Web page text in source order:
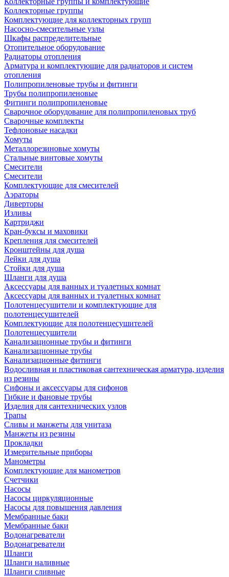
Коллекторные группы
Комплектующие для коллекторных групп
Насосно-смесительные узлы
Шкафы распределительные
Отопительное оборудование
Радиаторы отопления
Арматура и комплектующие для радиаторов и систем
отопления
Полипропиленовые трубы и фитинги
Трубы полипропиленовые
Фитинги полипропиленовые
Сварочное оборудование для полипропиленовых труб
Сварочные комплекты
Тефлоновые насадки
Хомуты
Металлорезиновые хомуты
Стальные винтовые хомуты
Смесители
Смесители
Комплектующие для смесителей
Аэраторы
Диверторы
Изливы
Картриджи
Кран-буксы и маховики
Крепления для смесителей
Кронштейны для душа
Лейки для душа
Стойки для душа
Шланги для душа
Аксессуары для ванных и туалетных комнат
Аксессуары для ванных и туалетных комнат
Полотенцесушители и комплектующие для
полотенцесушителей
Комплектующие для полотенцесушителей
Полотенцесушители
Канализационные трубы и фитинги
Канализационные трубы
Канализационные фитинги
Водосливная и пластиковая сантехническая арматура, изделия
из резины
Сифоны и аксессуары для сифонов
Гибкие и фановые трубы
Изделия для сантехнических узлов
Трапы
Сливы и манжеты для унитаза
Манжеты из резины
Прокладки
Измерительные приборы
Манометры
Комплектующие для манометров
Счетчики
Насосы
Насосы циркуляционные
Насосы для повышения давления
Мембранные баки
Мембранные баки
Водонагреватели
Водонагреватели
Шланги
Шланги наливные
Шланги сливные